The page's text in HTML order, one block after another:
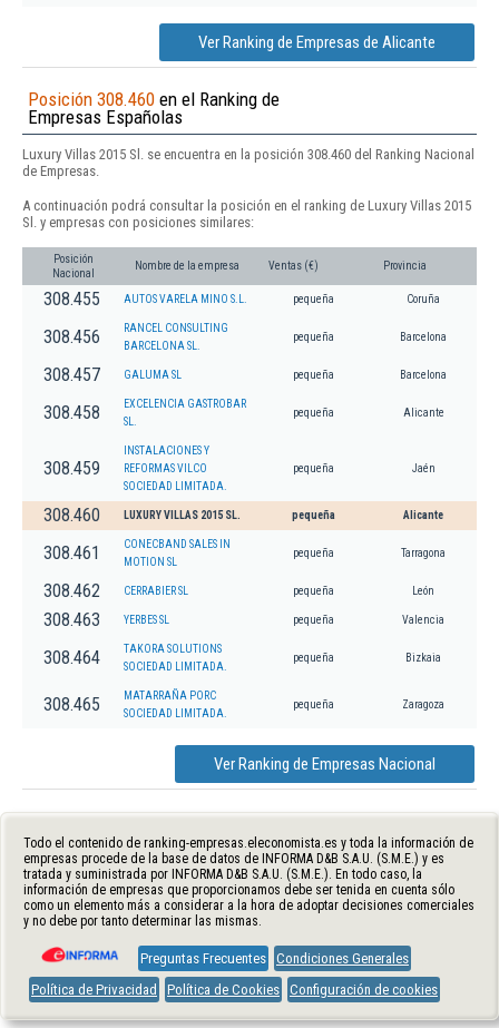
Ver Ranking de Empresas de Alicante
Posición 308.460 en el Ranking de
Empresas Españolas
Luxury Villas 2015 Sl. se encuentra en la posición 308.460 del Ranking Nacional
de Empresas.
A continuación podrá consultar la posición en el ranking de Luxury Villas 2015
Sl. y empresas con posiciones similares:
Posición
Nacional
Nombre de la empresa Ventas (€) Provincia
308.455 AUTOS VARELA MINO S.L. pequeña Coruña
308.456
RANCEL CONSULTING
BARCELONA SL.
pequeña Barcelona
308.457 GALUMA SL pequeña Barcelona
308.458
EXCELENCIA GASTROBAR
SL.
pequeña Alicante
308.459
INSTALACIONES Y
REFORMAS VILCO
SOCIEDAD LIMITADA.
pequeña Jaén
308.460 LUXURY VILLAS 2015 SL. pequeña Alicante
308.461
CONECBAND SALES IN
MOTION SL
pequeña Tarragona
308.462 CERRABIER SL pequeña León
308.463 YERBES SL pequeña Valencia
308.464
TAKORA SOLUTIONS
SOCIEDAD LIMITADA.
pequeña Bizkaia
308.465
MATARRAÑA PORC
SOCIEDAD LIMITADA.
pequeña Zaragoza
Ver Ranking de Empresas Nacional
Todo el contenido de ranking-empresas.eleconomista.es y toda la información de
empresas procede de la base de datos de INFORMA D&B S.A.U. (S.M.E.) y es
tratada y suministrada por INFORMA D&B S.A.U. (S.M.E.). En todo caso, la
información de empresas que proporcionamos debe ser tenida en cuenta sólo
como un elemento más a considerar a la hora de adoptar decisiones comerciales
y no debe por tanto determinar las mismas.
Preguntas Frecuentes Condiciones Generales
Política de Privacidad
Política de Cookies Configuración de cookies